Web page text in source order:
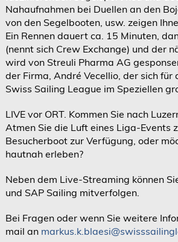
Nahaufnahmen bei Duellen an den
von den Segelbooten, usw. zeigen
Ein Rennen dauert ca. 15 Minuten,
(nennt sich Crew Exchange) und der
wird von Streuli Pharma AG
der Firma, André Vecellio, der sich
Swiss Sailing League im Speziellen
LIVE vor ORT. Kommen Sie nach
Atmen Sie die Luft eines Liga-Events
Besucherboot zur Verfügung, oder
hautnah erleben?
Neben dem Live-Streaming können
und SAP Sailing mitverfolgen.
Bei Fragen oder wenn Sie weitere
mail an